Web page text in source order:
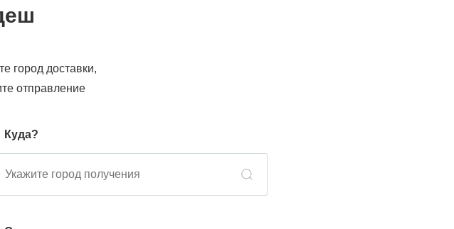
город доставки,
отправление
Куда?